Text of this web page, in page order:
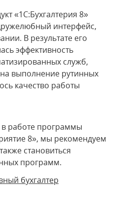
«1С:Бухгалтерия 8»
интерфейс,
В результате его
эффективность
служб,
выполнение рутинных
качество работы
работе программы
8», мы рекомендуем
становиться
программ.
бухгалтер